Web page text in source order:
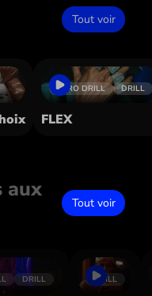
Tout voir
AFRO DRILL DRILL
FLEX
aux
Tout voir
DRILL DRILL